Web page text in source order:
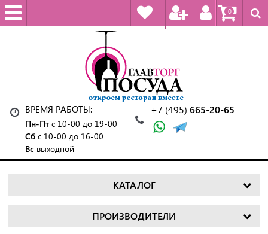
0
ВРЕМЯ РАБОТЫ:
Пн-Пт с 10-00 до 19-00
Сб с 10-00 до 16-00
Вс выходной
+7 (495) 665-20-65
КАТАЛОГ
ПРОИЗВОДИТЕЛИ